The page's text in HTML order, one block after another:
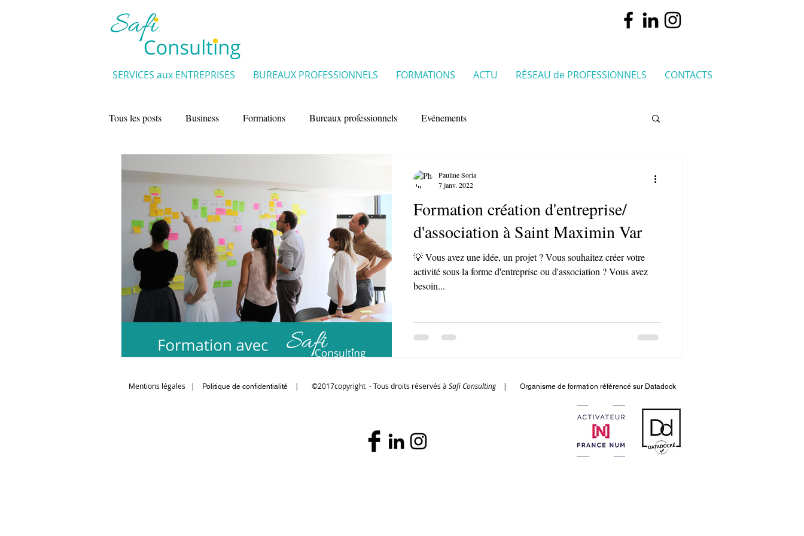
SERVICES aux ENTREPRISES BUREAUX PROFESSIONNELS FORMATIONS ACTU RÉSEAU de PROFESSIONNELS CONTACTS
Tous les posts Business Formations Bureaux professionnels Evénements
Formation création d'entreprise/
d'association à Saint Maximin Var
💡 Vous avez une idée, un projet ? Vous souhaitez créer votre
activité sous la forme d'entreprise ou d'association ? Vous avez
besoin...
Pauline Soria
7 janv. 2022
Mentions légales | Politique de confidentialité | ©2017copyright - Tous droits réservés à Safi Consulting | Organisme de formation référencé sur Datadock